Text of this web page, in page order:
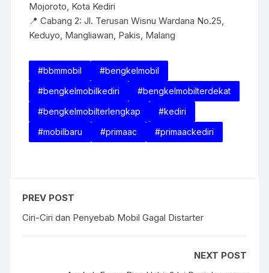
Mojoroto, Kota Kediri
📍 Cabang 2: Jl. Terusan Wisnu Wardana No.25,
Keduyo, Mangliawan, Pakis, Malang
#bbmmobil
#bengkelmobil
#bengkelmobilkediri
#bengkelmobilterdekat
#bengkelmobilterlengkap
#kediri
#mobilbaru
#primaac #primaackediri
PREV POST
Ciri-Ciri dan Penyebab Mobil Gagal Distarter
NEXT POST